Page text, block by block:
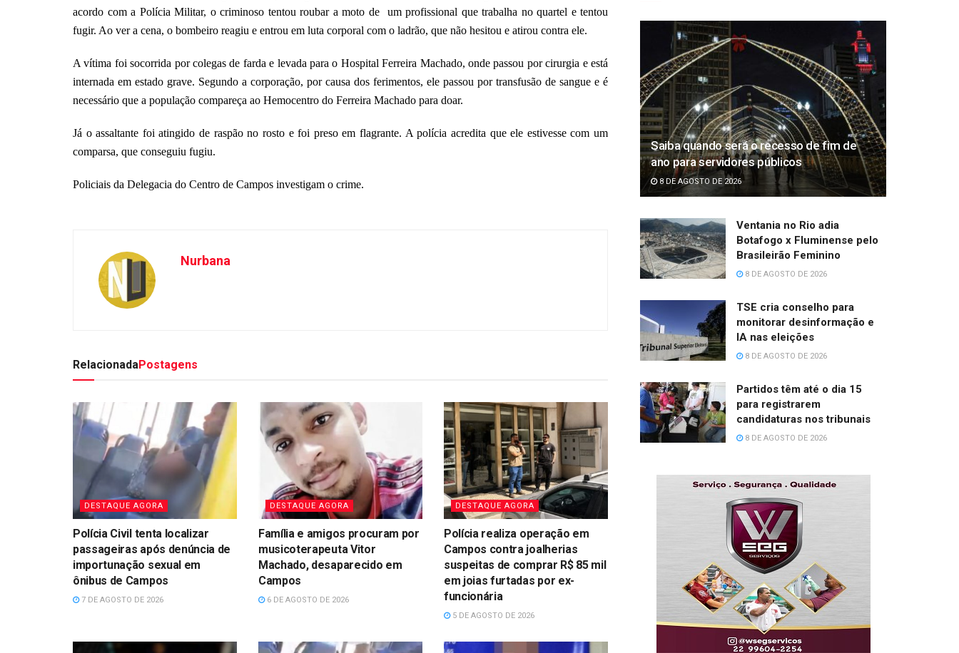
acordo com a Polícia Militar, o criminoso tentou roubar a moto de um profissional que trabalha no quartel e tentou
fugir. Ao ver a cena, o bombeiro reagiu e entrou em luta corporal com o ladrão, que não hesitou e atirou contra ele.
A vítima foi socorrida por colegas de farda e levada para o Hospital Ferreira Machado, onde passou por cirurgia e está
internada em estado grave. Segundo a corporação, por causa dos ferimentos, ele passou por transfusão de sangue e é
necessário que a população compareça ao Hemocentro do Ferreira Machado para doar.
Já o assaltante foi atingido de raspão no rosto e foi preso em flagrante. A polícia acredita que ele estivesse com um
comparsa, que conseguiu fugiu.
Policiais da Delegacia do Centro de Campos investigam o crime.
Nurbana
RelacionadaPostagens
DESTAQUE AGORA
Polícia Civil tenta localizar
passageiras após denúncia de
importunação sexual em
ônibus de Campos
7 DE AGOSTO DE 2026
DESTAQUE AGORA
Família e amigos procuram por
musicoterapeuta Vitor
Machado, desaparecido em
Campos
6 DE AGOSTO DE 2026
DESTAQUE AGORA
Polícia realiza operação em
Campos contra joalherias
suspeitas de comprar R$ 85 mil
em joias furtadas por ex-
funcionária
5 DE AGOSTO DE 2026
Saiba quando será o recesso de fim de
ano para servidores públicos
8 DE AGOSTO DE 2026
Ventania no Rio adia
Botafogo x Fluminense pelo
Brasileirão Feminino
8 DE AGOSTO DE 2026
TSE cria conselho para
monitorar desinformação e
IA nas eleições
8 DE AGOSTO DE 2026
Partidos têm até o dia 15
para registrarem
candidaturas nos tribunais
8 DE AGOSTO DE 2026